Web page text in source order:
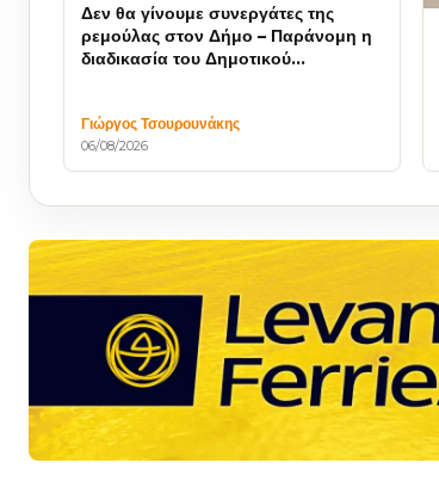
Δεν θα γίνουμε συνεργάτες της
ρεμούλας στον Δήμο – Παράνομη η
διαδικασία του Δημοτικού
Γιώργος Τσουρουνάκης
06/08/2026